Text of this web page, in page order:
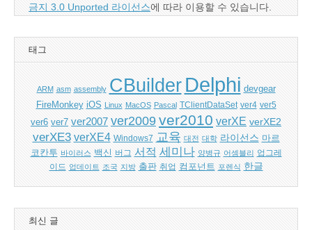
금지 3.0 Unported 라이선스에 따라 이용할 수 있습니다.
태그
ARM asm assembly CBuilder Delphi devgear
FireMonkey iOS Linux MacOS Pascal TClientDataSet ver4 ver5
ver6 ver7 ver2007 ver2009 ver2010 verXE verXE2
verXE3 verXE4 Windows7 교육 대전 대학 라이선스 마르
코칸투 바이러스 백신 버그 서적 세미나 양병규 어셈블리
업그레
이드 업데이트 조국 지방 출판 취업 컴포넌트 포렌식 한글
최신 글